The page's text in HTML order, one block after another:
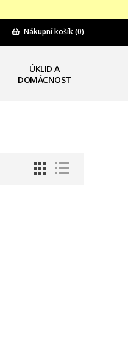
Nákupní košík(0)
ÚKLID A
DOMÁCNOST